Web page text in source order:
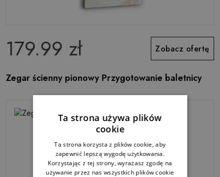
179.99 zł Zobacz ofertę
Zegar ścienny pionowy Przygotowanie baletnicy
Ta strona używa plików
cookie
Ta strona korzysta z plików cookie, aby
zapewnić lepszą wygodę użytkowania.
Korzystając z tej strony, wyrażasz zgodę na
używanie przez nas wszystkich plików cookie